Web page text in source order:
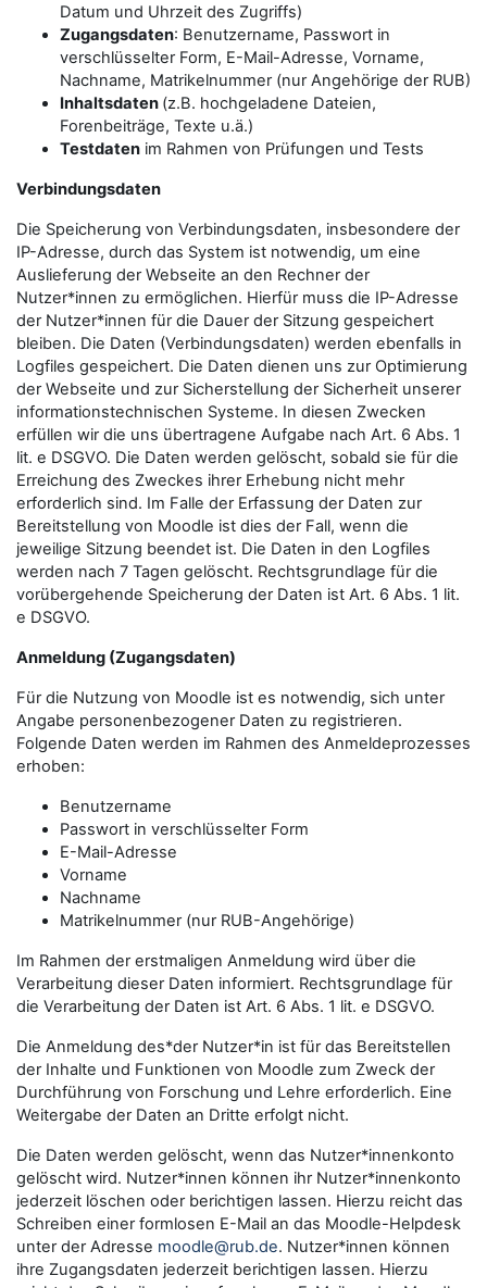
Datum und Uhrzeit des Zugriffs)
Zugangsdaten: Benutzername, Passwort in
verschlüsselter Form, E-Mail-Adresse, Vorname,
Nachname, Matrikelnummer (nur Angehörige der RUB)
Inhaltsdaten (z.B. hochgeladene Dateien,
Forenbeiträge, Texte u.ä.)
Testdaten im Rahmen von Prüfungen und Tests
Verbindungsdaten
Die Speicherung von Verbindungsdaten, insbesondere der
IP-Adresse, durch das System ist notwendig, um eine
Auslieferung der Webseite an den Rechner der
Nutzer*innen zu ermöglichen. Hierfür muss die IP-Adresse
der Nutzer*innen für die Dauer der Sitzung gespeichert
bleiben. Die Daten (Verbindungsdaten) werden ebenfalls in
Logfiles gespeichert. Die Daten dienen uns zur Optimierung
der Webseite und zur Sicherstellung der Sicherheit unserer
informationstechnischen Systeme. In diesen Zwecken
erfüllen wir die uns übertragene Aufgabe nach Art. 6 Abs. 1
lit. e DSGVO. Die Daten werden gelöscht, sobald sie für die
Erreichung des Zweckes ihrer Erhebung nicht mehr
erforderlich sind. Im Falle der Erfassung der Daten zur
Bereitstellung von Moodle ist dies der Fall, wenn die
jeweilige Sitzung beendet ist. Die Daten in den Logfiles
werden nach 7 Tagen gelöscht. Rechtsgrundlage für die
vorübergehende Speicherung der Daten ist Art. 6 Abs. 1 lit.
e DSGVO.
Anmeldung (Zugangsdaten)
Für die Nutzung von Moodle ist es notwendig, sich unter
Angabe personenbezogener Daten zu registrieren.
Folgende Daten werden im Rahmen des Anmeldeprozesses
erhoben:
Benutzername
Passwort in verschlüsselter Form
E-Mail-Adresse
Vorname
Nachname
Matrikelnummer (nur RUB-Angehörige)
Im Rahmen der erstmaligen Anmeldung wird über die
Verarbeitung dieser Daten informiert. Rechtsgrundlage für
die Verarbeitung der Daten ist Art. 6 Abs. 1 lit. e DSGVO.
Die Anmeldung des*der Nutzer*in ist für das Bereitstellen
der Inhalte und Funktionen von Moodle zum Zweck der
Durchführung von Forschung und Lehre erforderlich. Eine
Weitergabe der Daten an Dritte erfolgt nicht.
Die Daten werden gelöscht, wenn das Nutzer*innenkonto
gelöscht wird. Nutzer*innen können ihr Nutzer*innenkonto
jederzeit löschen oder berichtigen lassen. Hierzu reicht das
Schreiben einer formlosen E-Mail an das Moodle-Helpdesk
unter der Adresse moodle@rub.de. Nutzer*innen können
ihre Zugangsdaten jederzeit berichtigen lassen. Hierzu